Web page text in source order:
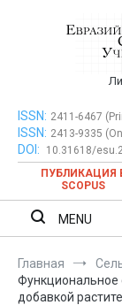
Евразийский
ISSN: 2411-6467
ISSN: 2413-9335
DOI:
10.31618/
ПУБЛИКАЦИЯ
SCOPUS
MENU
Главная
Функциональное
добавкой